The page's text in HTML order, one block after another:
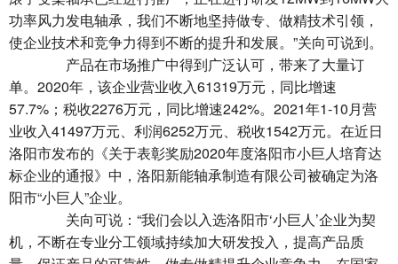
功率风力发电轴承，我们不断地坚持做专、做精技术引领，
使企业技术和竞争力得到不断的提升和发展。”关向可说到。
产品在市场推广中得到广泛认可，带来了大量订
单。2020年，该企业营业收入61319万元，同比增速
57.7%；税收2276万元，同比增速242%。2021年1-10月营
业收入41497万元、利润6252万元、税收1542万元。在近日
洛阳市发布的《关于表彰奖励2020年度洛阳市小巨人培育达
标企业的通报》中，洛阳新能轴承制造有限公司被确定为洛
阳市“小巨人”企业。
关向可说：“我们会以入选洛阳市‘小巨人’企业为契
机，不断在专业分工领域持续加大研发投入，提高产品质